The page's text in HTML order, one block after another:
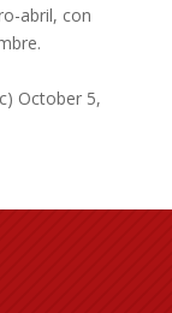
abril, con
October 5,